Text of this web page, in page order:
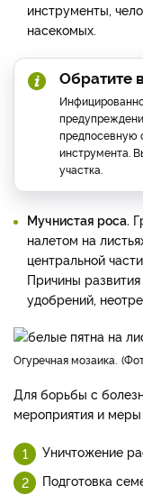
инструменты,
насекомых.
Обратите
предпосевную
инструмента.
участка.
Мучнистая роса.
налетом на
центральной
Причины развития
удобрений,
Огуречная мозаика.
Для борьбы с
мероприятия и
Уничтожение
Подготовка